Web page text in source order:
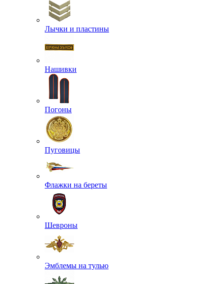
Лычки и пластины
Нашивки
Погоны
Пуговицы
Флажки на береты
Шевроны
Эмблемы на тулью